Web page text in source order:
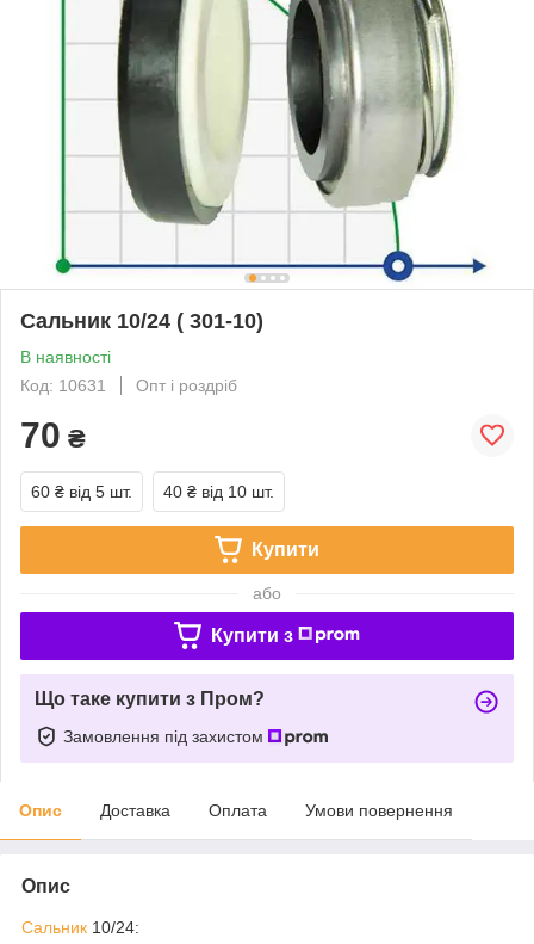
Сальник 10/24 ( 301-10)
В наявності
Код: 10631
Опт і роздріб
70 ₴
60 ₴ від 5 шт. 40 ₴ від 10 шт.
Купити
або
Купити з
Що таке купити з Пром?
Замовлення під захистом
Опис Доставка Оплата Умови повернення
Опис
Сальник 10/24: